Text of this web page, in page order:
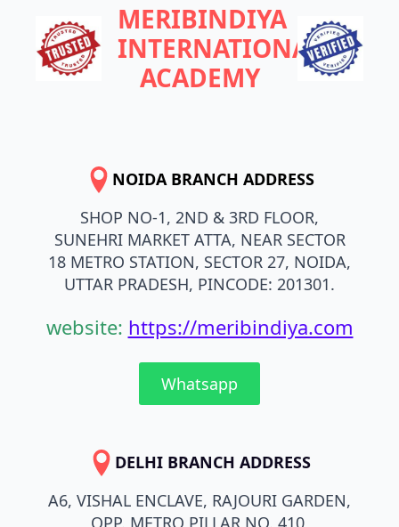
MERIBINDIYA
INTERNATIONAL
ACADEMY
NOIDA BRANCH ADDRESS
SHOP NO-1, 2ND & 3RD FLOOR,
SUNEHRI MARKET ATTA, NEAR SECTOR
18 METRO STATION, SECTOR 27, NOIDA,
UTTAR PRADESH, PINCODE: 201301.
website: https://meribindiya.com
Whatsapp
DELHI BRANCH ADDRESS
A6, VISHAL ENCLAVE, RAJOURI GARDEN,
OPP. METRO PILLAR NO. 410,